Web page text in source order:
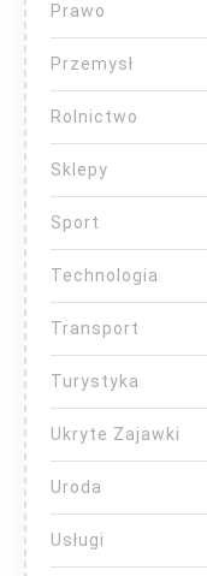
Prawo
Przemysł
Rolnictwo
Sklepy
Sport
Technologia
Transport
Turystyka
Ukryte Zajawki
Uroda
Usługi